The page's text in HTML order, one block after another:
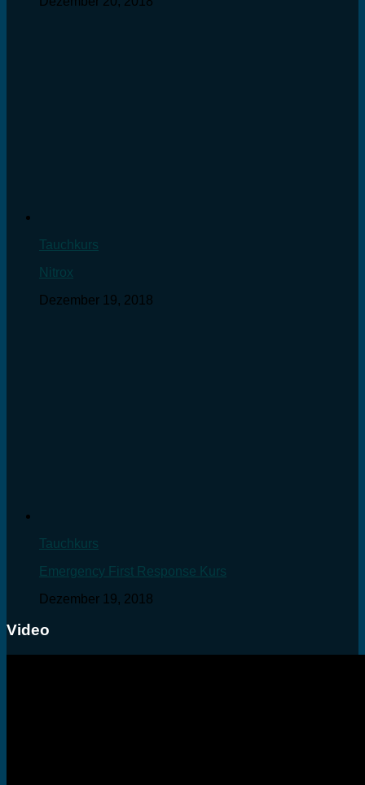
Tauchkurs
Nitrox
Dezember 19, 2018
Tauchkurs
Emergency First Response Kurs
Dezember 19, 2018
Video